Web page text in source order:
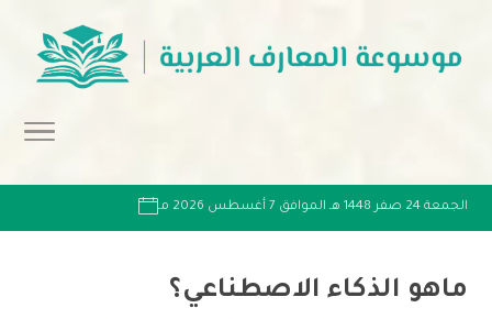
الجمعة 24 صفر 1448 هـ الموافق 7 أغسطس 2026 مـ
ماهو الذكاء الاصطناعي؟